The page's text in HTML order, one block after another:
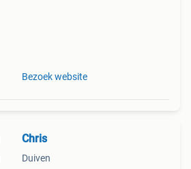
Bezoek website
Chris
Duiven